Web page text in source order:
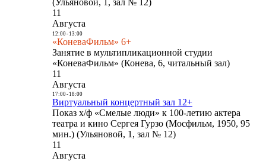
(Ульяновой, 1, зал № 12)
11
Августа
12:00- 13:00
«КоневаФильм» 6+
Занятие в мультипликационной студии
«КоневаФильм» (Конева, 6, читальный зал)
11
Августа
17:00- 18:00
Виртуальный концертный зал 12+
Показ х/ф «Смелые люди» к 100-летию актера
театра и кино Сергея Гурзо (Мосфильм, 1950, 95
мин.) (Ульяновой, 1, зал № 12)
11
Августа